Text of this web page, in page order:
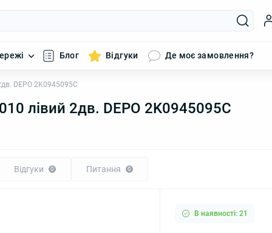
Блог Відгуки Де моє замовлення?
DEPO 2K0945095C
лівий 2дв. DEPO 2K0945095C
Відгуки 0 Питання 0
В наявності: 21